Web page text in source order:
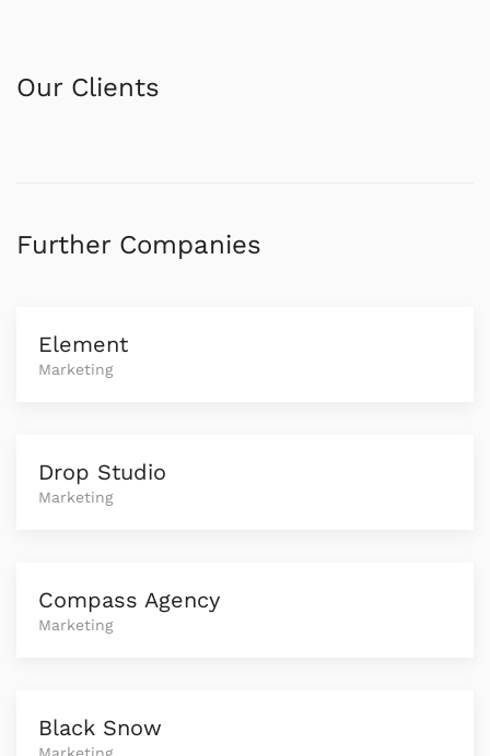
Our Clients
Further Companies
Element
Marketing
Drop Studio
Marketing
Compass Agency
Marketing
Black Snow
Marketing